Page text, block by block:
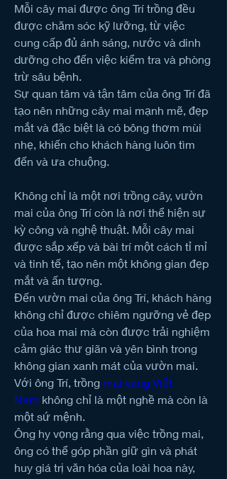
Mỗi cây mai được ông Trí trồng đều
được chăm sóc kỹ lưỡng, từ việc
cung cấp đủ ánh sáng, nước và dinh
dưỡng cho đến việc kiểm tra và phòng
trừ sâu bệnh.
Sự quan tâm và tận tâm của ông Trí đã
tạo nên những cây mai mạnh mẽ, đẹp
mắt và đặc biệt là có bông thơm mùi
nhẹ, khiến cho khách hàng luôn tìm
đến và ưa chuộng.
Không chỉ là một nơi trồng cây, vườn
mai của ông Trí còn là nơi thể hiện sự
kỳ công và nghệ thuật. Mỗi cây mai
được sắp xếp và bài trí một cách tỉ mỉ
và tinh tế, tạo nên một không gian đẹp
mắt và ấn tượng.
Đến vườn mai của ông Trí, khách hàng
không chỉ được chiêm ngưỡng vẻ đẹp
của hoa mai mà còn được trải nghiệm
cảm giác thư giãn và yên bình trong
không gian xanh mát của vườn mai.
Với ông Trí, trồng mai vàng Việt
Nam không chỉ là một nghề mà còn là
một sứ mệnh.
Ông hy vọng rằng qua việc trồng mai,
ông có thể góp phần giữ gìn và phát
huy giá trị văn hóa của loài hoa này,